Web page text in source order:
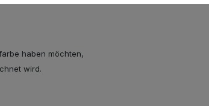
haben möchten,
wird.